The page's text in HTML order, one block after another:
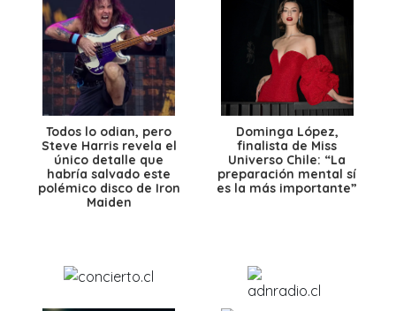
Todos lo odian, pero
Steve Harris revela el
único detalle que
habría salvado este
polémico disco de Iron
Maiden
Dominga López,
finalista de Miss
Universo Chile: “La
preparación mental sí
es la más importante”